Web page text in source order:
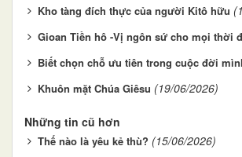
Kho tàng đích thực của người Kitô hữu
Gioan Tiền hô -Vị ngôn sứ cho mọi thời
Biết chọn chỗ ưu tiên trong cuộc đời
Khuôn mặt Chúa Giêsu (19/06/2026)
Những tin cũ hơn
Thế nào là yêu kẻ thù? (15/06/2026)